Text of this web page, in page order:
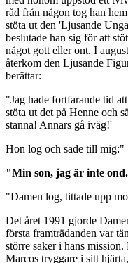
råd från någon tog han
stöta ut den 'Ljusande
beslutade han sig för att
något gott eller ont. I
återkom den Ljusande
berättar:
"Jag hade fortfarande tid
stöta ut det på Henne och
stanna! Annars gå iväg!'
Hon log och sade till mig:"
"Min son, jag är inte
"Damen log, tittade upp
Det året 1991 gjorde
första framträdanden var
större saker i hans
Marcos tryggare i sitt